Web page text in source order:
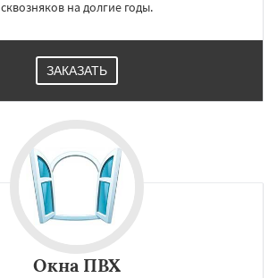
сквозняков на долгие годы.
ЗАКАЗАТЬ
Окна ПВХ